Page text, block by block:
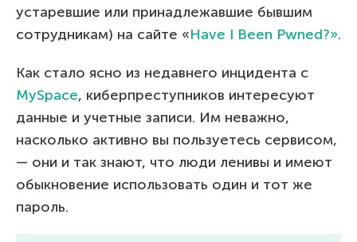
устаревшие или принадлежавшие бывшим
сотрудникам) на сайте «Have I Been Pwned?».
Как стало ясно из недавнего инцидента с
MySpace, киберпреступников интересуют
данные и учетные записи. Им неважно,
насколько активно вы пользуетесь сервисом,
— они и так знают, что люди ленивы и имеют
обыкновение использовать один и тот же
пароль.